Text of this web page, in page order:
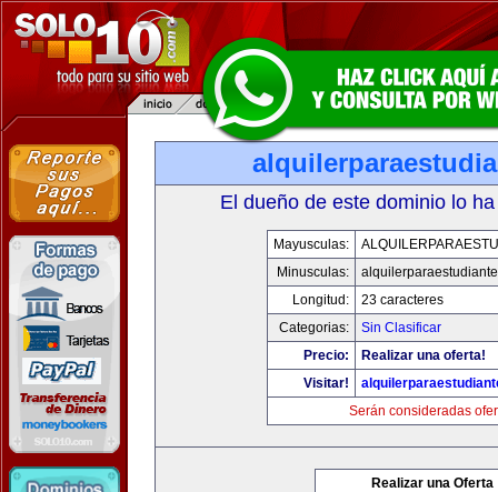
El dueño de este dominio lo
Mayusculas:
Minusculas:
Longitud:
23 caracteres
Categorias:
Sin Clasificar
Precio:
Realizar una oferta!
Visitar!
Serán consideradas
Realizar una Oferta